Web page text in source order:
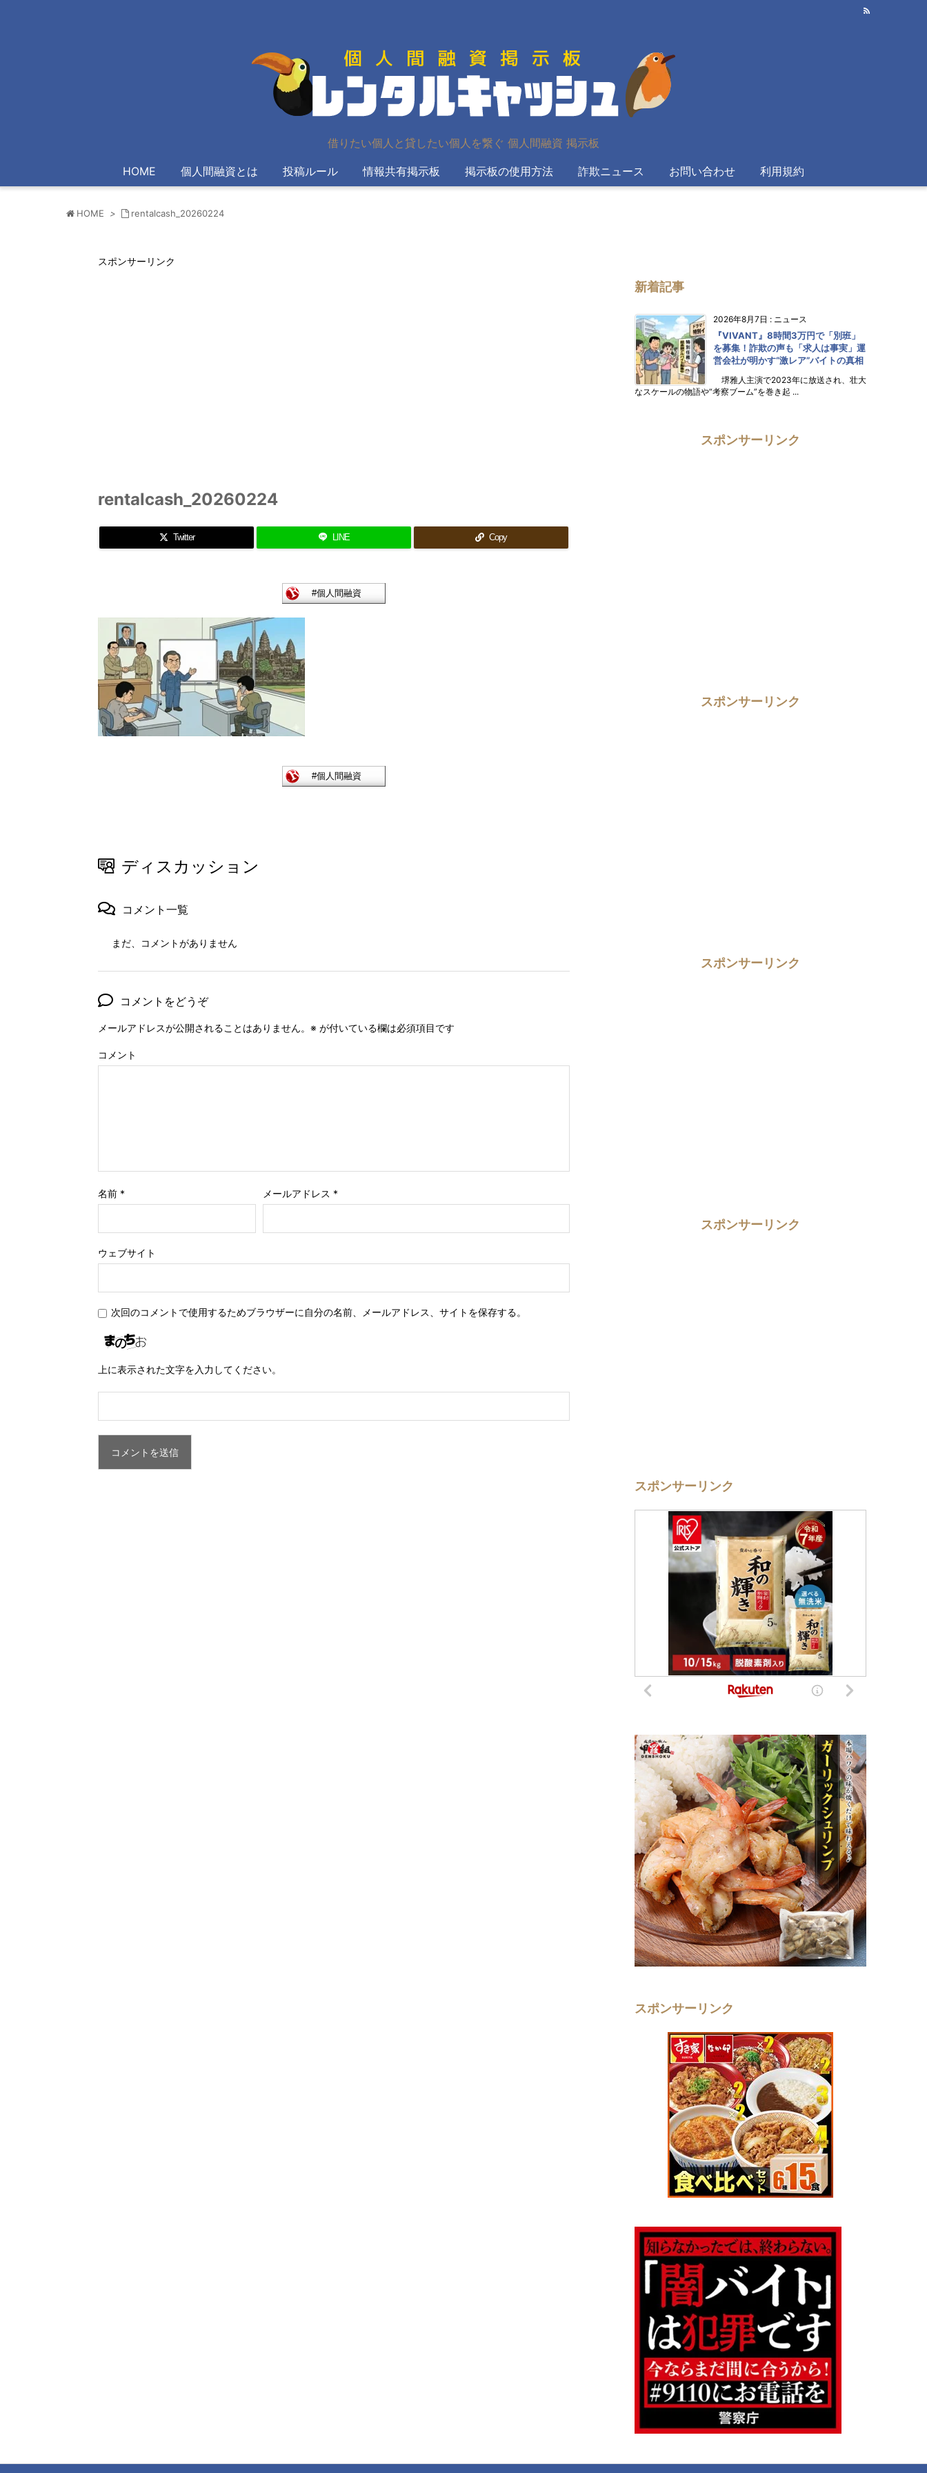
借りたい個人と貸したい個人を繋ぐ 個人間融資 掲示板
HOME 個人間融資とは 投稿ルール 情報共有掲示板 掲示板の使用方法 詐欺ニュース お問い合わせ 利用規約
HOME > rentalcash_20260224
スポンサーリンク
rentalcash_20260224
Twitter LINE Copy
ディスカッション
コメント一覧
まだ、コメントがありません
コメントをどうぞ
メールアドレスが公開されることはありません。 ※ が付いている欄は必須項目です
コメント
名前 * メールアドレス *
ウェブサイト
次回のコメントで使用するためブラウザーに自分の名前、メールアドレス、サイトを保存する。
上に表示された文字を入力してください。
新着記事
2026年8月7日 : ニュース
『VIVANT』8時間3万円で「別班」
を募集！詐欺の声も「求人は事実」運
営会社が明かす“激レア”バイトの真相
堺雅人主演で2023年に放送され、壮大
なスケールの物語や“考察ブーム”を巻き起 ...
スポンサーリンク
スポンサーリンク
スポンサーリンク
スポンサーリンク
スポンサーリンク
スポンサーリンク